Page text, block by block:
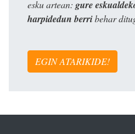
esku artean: gure
harpidedun berribehar
EGIN ATARIKIDE!